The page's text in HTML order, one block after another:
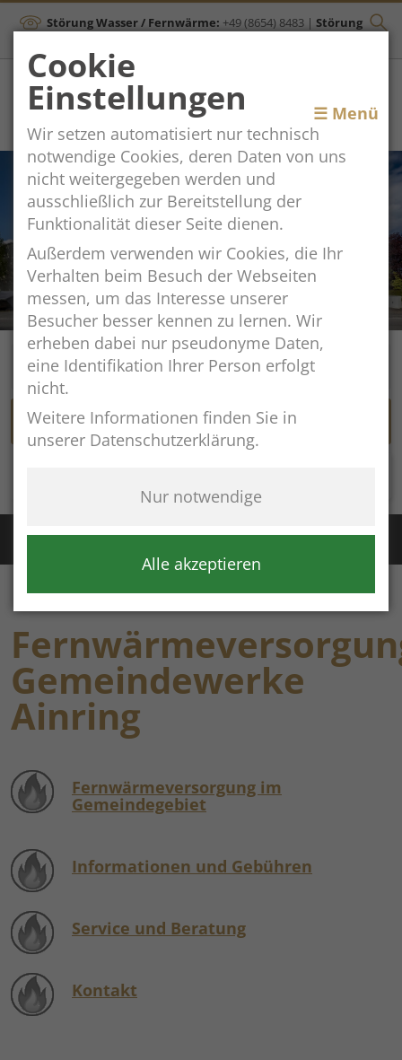
Störung Wasser / Fernwärme: +49 (8654) 8483 | Störung
Toggle
navigation
☰ Menü
Gemeindewerke
Ainring
Fernwärmeversorgung im
Gemeindegebiet
Informationen und Gebühren
Service und Beratung
Kontakt
Cookie
Einstellungen
Wir setzen automatisiert nur technisch
notwendige Cookies, deren Daten von uns
nicht weitergegeben werden und
ausschließlich zur Bereitstellung der
Funktionalität dieser Seite dienen.
Außerdem verwenden wir Cookies, die Ihr
Verhalten beim Besuch der Webseiten
messen, um das Interesse unserer
Besucher besser kennen zu lernen. Wir
erheben dabei nur pseudonyme Daten,
eine Identifikation Ihrer Person erfolgt
nicht.
Weitere Informationen finden Sie in
unserer Datenschutzerklärung.
Nur notwendige
Alle akzeptieren